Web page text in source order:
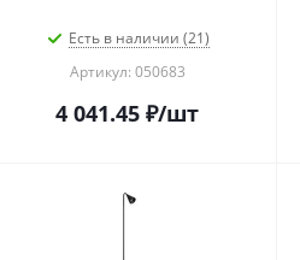
Есть в наличии (21)
Артикул: 050683
4 041.45 ₽/шт